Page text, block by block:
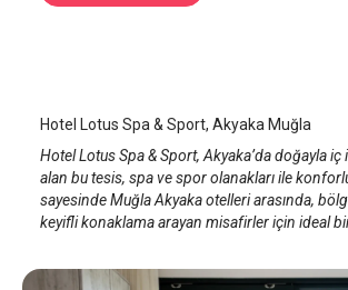
Hotel Lotus Spa & Sport, Akyaka Muğla
Hotel Lotus Spa & Sport, Akyaka’da doğayla
alan bu tesis, spa ve spor olanakları ile
sayesinde Muğla Akyaka otelleri arasında,
keyifli konaklama arayan misafirler için ideal